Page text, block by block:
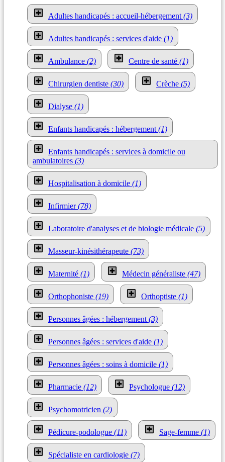
Adultes handicapés : accueil-hébergement (3)
Adultes handicapés : services d'aide (1)
Ambulance (2) Centre de santé (1)
Chirurgien dentiste (30) Crèche (5)
Dialyse (1)
Enfants handicapés : hébergement (1)
Enfants handicapés : services à domicile ou
ambulatoires (3)
Hospitalisation à domicile (1)
Infirmier(78)
Laboratoire d'analyses et de biologie médicale (5)
Masseur-kinésithérapeute (73)
Maternité (1) Médecin généraliste (47)
Orthophoniste (19) Orthoptiste (1)
Personnes âgées : hébergement (3)
Personnes âgées : services d'aide (1)
Personnes âgées : soins à domicile (1)
Pharmacie (12) Psychologue (12)
Psychomotricien (2)
Pédicure-podologue (11) Sage-femme (1)
Spécialiste en cardiologie (7)